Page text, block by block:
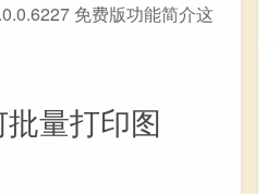
免费版功能简介这
量打印图